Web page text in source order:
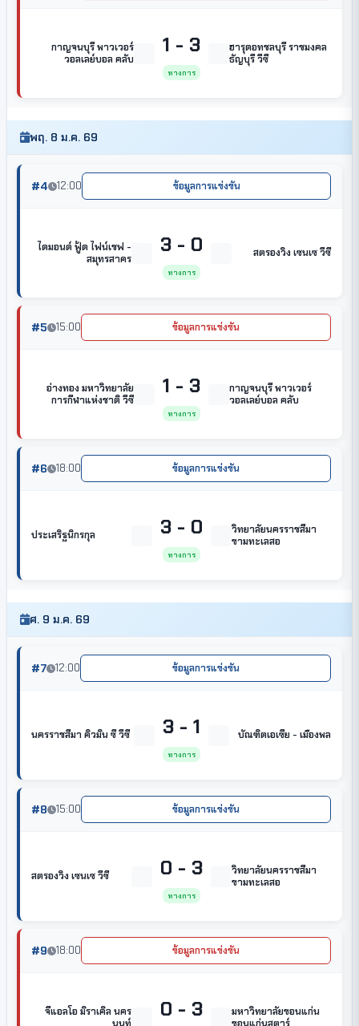
กาญจนบุรี พาวเวอร์
วอลเลย์บอล คลับ
1 - 3
ทางการ
ฮารุดอทชลบุรี ราชมงคล
ธัญบุรี วีซี
พฤ. 8 ม.ค. 69
#4 12:00 ข้อมูลการแข่งขัน
ไดมอนด์ ฟู้ด ไฟน์เชฟ -
สมุทรสาคร
3 - 0
ทางการ
สตรองวิง เซนเซ วีซี
#5 15:00 ข้อมูลการแข่งขัน
อ่างทอง มหาวิทยาลัย
การกีฬาแห่งชาติ วีซี
1 - 3
ทางการ
กาญจนบุรี พาวเวอร์
วอลเลย์บอล คลับ
#6 18:00 ข้อมูลการแข่งขัน
ประเสริฐนิกรกุล 3 - 0
ทางการ
วิทยาลัยนครราชสีมา
ขามทะเลสอ
ศ. 9 ม.ค. 69
#7 12:00 ข้อมูลการแข่งขัน
นครราชสีมา คิวมิน ซี วีซี 3 - 1
ทางการ
บัณฑิตเอเซีย - เมืองพล
#8 15:00 ข้อมูลการแข่งขัน
สตรองวิง เซนเซ วีซี 0 - 3
ทางการ
วิทยาลัยนครราชสีมา
ขามทะเลสอ
#9 18:00 ข้อมูลการแข่งขัน
จีแอลโอ มิราเคิล นคร
นนท์
0 - 3
มหาวิทยาลัยขอนแก่น
ขอนแก่นสตาร์